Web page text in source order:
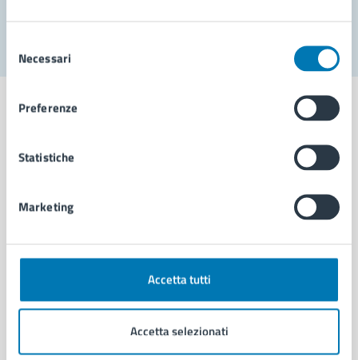
delNecessari
Preferenze
Statistiche
Marketing
Accetta tutti
Accetta selezionati
Comune di Napoli
AMMINISTRAZIONE
Organi di governo
Enti e fondazioni
Personale amministrativo